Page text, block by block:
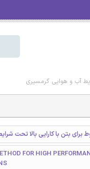
آب و هوایی گرمسیری
بتن با کارایی بالا تحت
FOR HIGH